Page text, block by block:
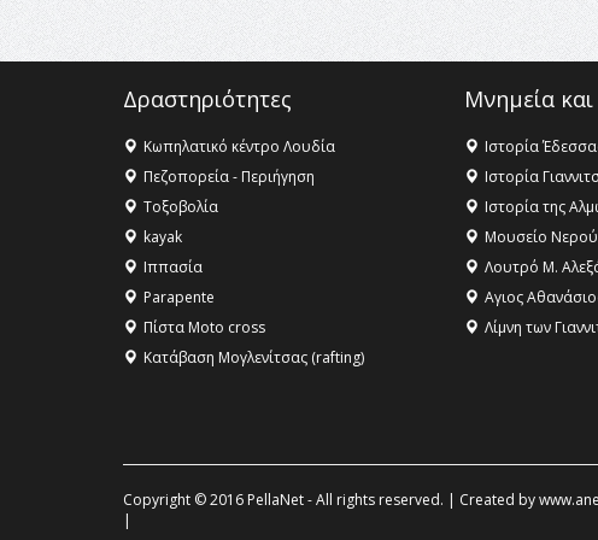
Δραστηριότητες
Κωπηλατικό κέντρο Λουδία
Πεζοπορεία - Περιήγηση
Τοξοβολία
kayak
Ιππασία
Parapente
Πίστα Moto cross
Κατάβαση Μογλενίτσας (rafting)
Μνημεία και
Ιστορία
Ιστορία
Ιστορία της
Μουσείο Νερού
Λουτρό Μ.
Αγιος
Λίμνη των
Copyright © 2016 PellaNet - All rights reserved. | Created by
|